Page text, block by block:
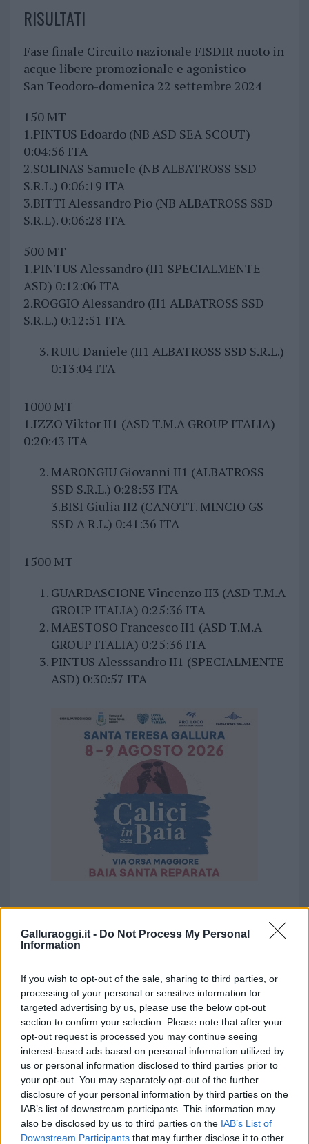
Galluraoggi.it - Do Not Process My Personal
Information
If you wish to opt-out of the sale, sharing to third parties, or
processing of your personal or sensitive information for
targeted advertising by us, please use the below opt-out
section to confirm your selection. Please note that after your
opt-out request is processed you may continue seeing
interest-based ads based on personal information utilized by
us or personal information disclosed to third parties prior to
your opt-out. You may separately opt-out of the further
disclosure of your personal information by third parties on the
IAB’s list of downstream participants. This information may
also be disclosed by us to third parties on the IAB’s List of
Downstream Participants that may further disclose it to other
RISULTATI
Fase finale Circuito nazionale FISDIR nuoto in
acque libere promozionale e agonistico
San Teodoro-domenica 22 settembre 2024
150 MT
1.PINTUS Edoardo (NB ASD SEA SCOUT)
0:04:56 ITA
2.SOLINAS Samuele (NB ALBATROSS SSD
S.R.L.) 0:06:19 ITA
3.BITTI Alessandro Pio (NB ALBATROSS SSD
S.R.L). 0:06:28 ITA
500 MT
1.PINTUS Alessandro (II1 SPECIALMENTE
ASD) 0:12:06 ITA
2.ROGGIO Alessandro (II1 ALBATROSS SSD
S.R.L.) 0:12:51 ITA
RUIU Daniele (II1 ALBATROSS SSD S.R.L.)
0:13:04 ITA
1000 MT
1.IZZO Viktor II1 (ASD T.M.A GROUP ITALIA)
0:20:43 ITA
MARONGIU Giovanni II1 (ALBATROSS
SSD S.R.L.) 0:28:53 ITA
3.BISI Giulia II2 (CANOTT. MINCIO GS
SSD A R.L.) 0:41:36 ITA
1500 MT
GUARDASCIONE Vincenzo II3 (ASD T.M.A
GROUP ITALIA) 0:25:36 ITA
MAESTOSO Francesco II1 (ASD T.M.A
GROUP ITALIA) 0:25:36 ITA
PINTUS Alesssandro II1 (SPECIALMENTE
ASD) 0:30:57 ITA